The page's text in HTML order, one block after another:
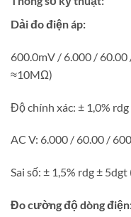
Dải đo điện áp:
600.0mV / 6.000 /
≈10MΩ)
Độ chính xác: ± 1,0%
AC V: 6.000 / 60.00 /
Sai số: ± 1,5% rdg ±
Đo cường độ dòng